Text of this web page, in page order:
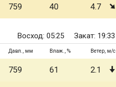
759 40 4.7
Восход: 05:25 Закат: 19:33
Давл., мм Влаж., % Ветер, м/с
759 61 2.1